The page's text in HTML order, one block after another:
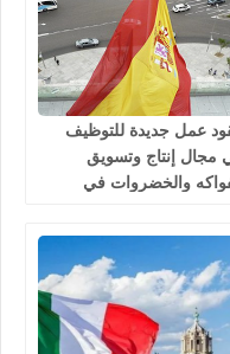
عمل جديدة للتوظيف
مجال إنتاج وتسويق
والخضروات في